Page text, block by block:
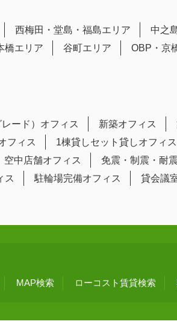
西梅田・堂島・福島エリア 中之
橋エリア 谷町エリア OBP・京
ード）オフィス 新築オフィス
フィス 1棟貸しセット貸しオフィス
空中店舗オフィス 免震・制震・耐
ス 駐輪場完備オフィス 貸会議
MAP検索 ローコスト賃貸検索